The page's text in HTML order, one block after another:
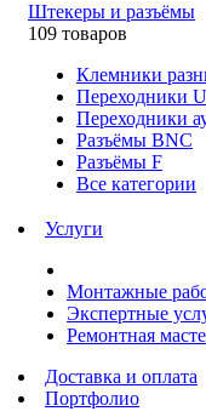
Штекеры и разъёмы
109 товаров
Клемники
Переходники
Переходники
Разъёмы BNC
Разъёмы F
Все категории
Услуги
Монтажные
Экспертные
Ремонтная
Доставка и оплата
Портфолио